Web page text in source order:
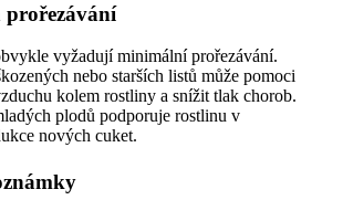
prořezávání
vyžadují minimální prořezávání.
nebo starších listů může pomoci
kolem rostliny a snížit tlak chorob.
plodů podporuje rostlinu v
nových cuket.